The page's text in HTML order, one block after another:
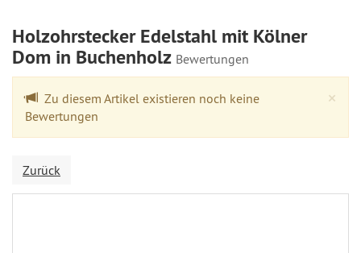
Holzohrstecker Edelstahl mit Kölner
Dom in Buchenholz Bewertungen
×
Zu diesem Artikel existieren noch keine
Bewertungen
Zurück